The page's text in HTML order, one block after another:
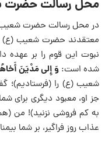
محل رسالت
در محل رسالت حضرت شعیب
معتقدند حضرت شعیب (ع)
نبوت این قوم را بر عهده
شده است:وَ إِلى مَدْيَنَ
شعيب (ع) را (فرستاديم)؛
جز او، معبود ديگرى براى
به كم فروشى نزنيد)! من
عذاب روز فراگير، بر شما